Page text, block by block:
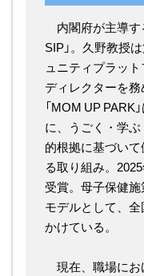
内閣府が主導す
SIP」。久野教授
ュニティプラッ
ディレクターを
「MOM UP
に、うごく・学
的根拠に基づい
る取り組み。
受賞。母子保健
モデルとして、
かけている。
現在、職場にお